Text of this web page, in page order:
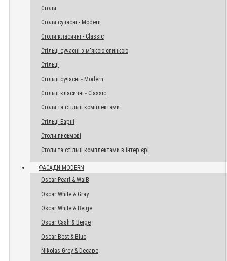
Столи
Столи сучасні - Modern
Столи класичні - Classic
Стільці сучасні з м'якою спинкою
Стільці
Стільці сучасні - Modern
Стільці класичні - Classic
Столи та стільці комплектами
Стільці Барні
Столи письмові
Столи та стільці комплектами в інтер'єрі
ФАСАДИ MODERN
Oscar Pearl & WaiB
Oscar White & Gray
Oscar White & Beige
Oscar Cash & Beige
Oscar Best & Blue
Nikolas Grey & Decape